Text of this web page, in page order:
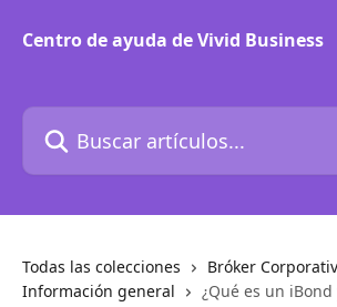
Centro de ayuda de Vivid Business
Buscar artículos...
Todas las colecciones
Bróker
Información general
¿Qué es un